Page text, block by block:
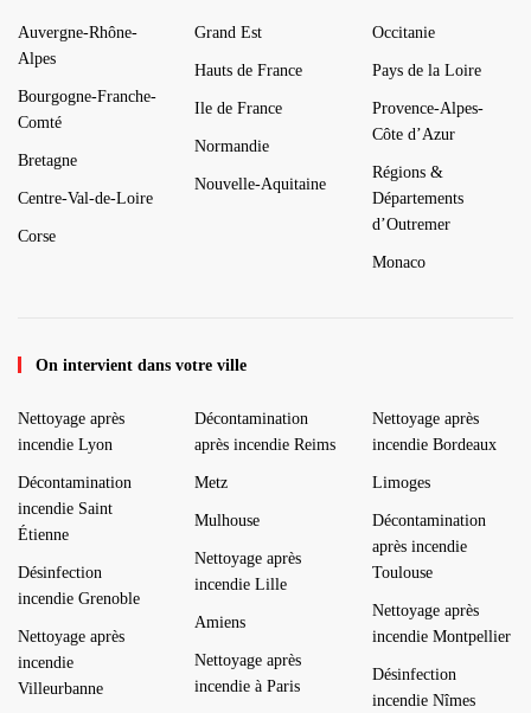
Auvergne-Rhône-
Alpes
Bourgogne-Franche-
Comté
Bretagne
Centre-Val-de-Loire
Corse
Grand Est
Hauts de France
Ile de France
Normandie
Nouvelle-Aquitaine
Occitanie
Pays de la Loire
Provence-Alpes-
Côte d’Azur
Régions &
Départements
d’Outremer
Monaco
On intervient dans votre ville
Nettoyage après
incendie Lyon
Décontamination
incendie Saint
Étienne
Désinfection
incendie Grenoble
Nettoyage après
incendie
Villeurbanne
Décontamination
après incendie Reims
Metz
Mulhouse
Nettoyage après
incendie Lille
Amiens
Nettoyage après
incendie à Paris
Nettoyage après
incendie Bordeaux
Limoges
Décontamination
après incendie
Toulouse
Nettoyage après
incendie Montpellier
Désinfection
incendie Nîmes